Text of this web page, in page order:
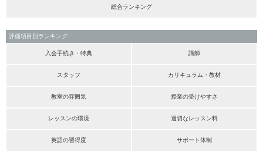
総合ランキング
評価項目別ランキング
入会手続き・特典 講師
スタッフ カリキュラム・教材
教室の雰囲気 授業の受けやすさ
レッスンの環境 適切なレッスン料
英語の習得度 サポート体制